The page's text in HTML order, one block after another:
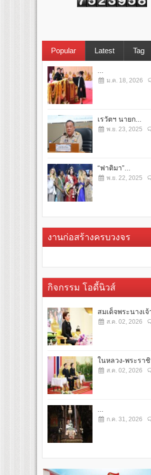
Popular Latest Tag
...
ม.ค. 18, 2026
เรวัตฯ นายก...
พ.ย. 23, 2025
“ฟาติมา”...
พ.ย. 22, 2025
งานก่อสร้างครบวงจร
กิจกรรม โอดี้นิวส์
สมเด็จพระนางเจ้
ส.ค. 02, 2026
ในหลวง-พระรา
ส.ค. 02, 2026
...
ก.ค. 31, 2026